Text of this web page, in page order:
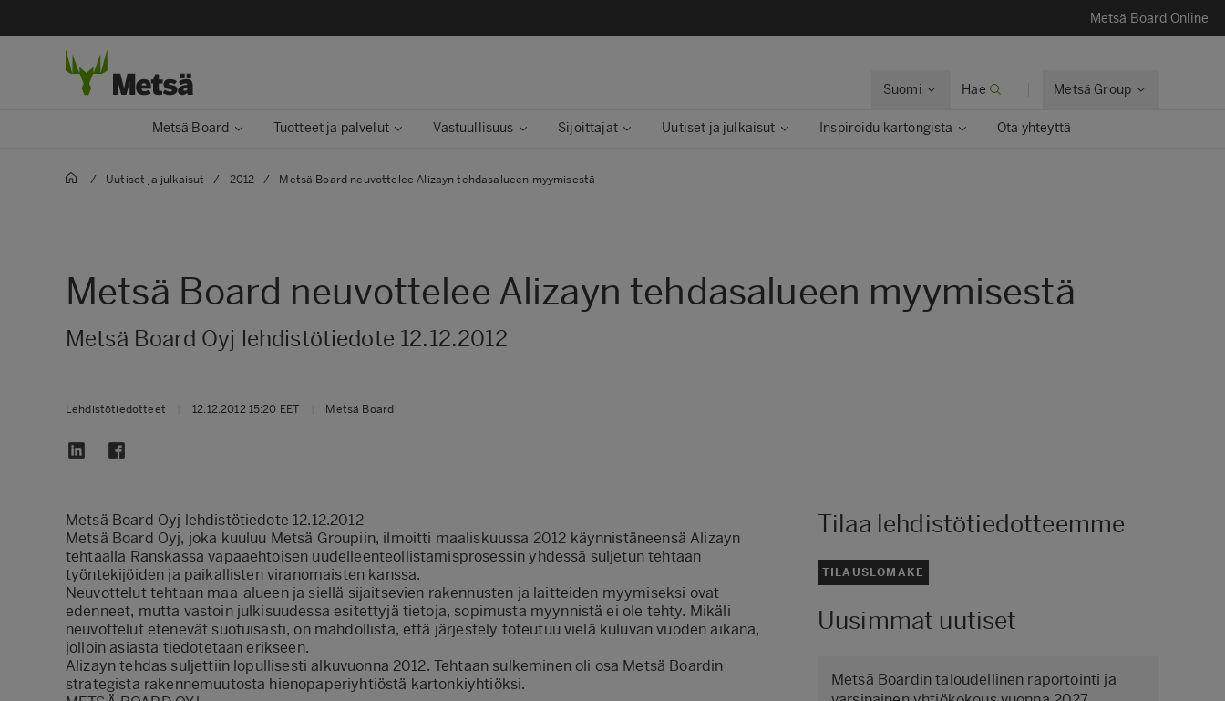
Metsä Board Online
Suomi Hae Metsä Group
Metsä Board Tuotteet ja palvelut Vastuullisuus Sijoittajat Uutiset ja julkaisut Inspiroidu kartongista Ota yhteyttä
/ Uutiset ja julkaisut / 2012 / Metsä Board neuvottelee Alizayn tehdasalueen myymisestä
Metsä Board neuvottelee Alizayn tehdasalueen myymisestä
Metsä Board Oyj lehdistötiedote 12.12.2012
Lehdistötiedotteet 12.12.2012 15:20 EET Metsä Board
Metsä Board Oyj lehdistötiedote 12.12.2012
Metsä Board Oyj, joka kuuluu Metsä Groupiin, ilmoitti maaliskuussa 2012 käynnistäneensä Alizayn
tehtaalla Ranskassa vapaaehtoisen uudelleenteollistamisprosessin yhdessä suljetun tehtaan
työntekijöiden ja paikallisten viranomaisten kanssa.
Neuvottelut tehtaan maa-alueen ja siellä sijaitsevien rakennusten ja laitteiden myymiseksi ovat
edenneet, mutta vastoin julkisuudessa esitettyjä tietoja, sopimusta myynnistä ei ole tehty. Mikäli
neuvottelut etenevät suotuisasti, on mahdollista, että järjestely toteutuu vielä kuluvan vuoden aikana,
jolloin asiasta tiedotetaan erikseen.
Alizayn tehdas suljettiin lopullisesti alkuvuonna 2012. Tehtaan sulkeminen oli osa Metsä Boardin
strategista rakennemuutosta hienopaperiyhtiöstä kartonkiyhtiöksi.
Tilaa lehdistötiedotteemme
TILAUSLOMAKE
Uusimmat uutiset
Metsä Boardin taloudellinen raportointi ja